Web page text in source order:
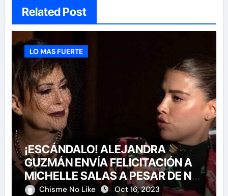
Related Post
LO MAS FUERTE
¡ESCÁNDALO! ALEJANDRA
GUZMÁN ENVÍA FELICITACIÓN A
MICHELLE SALAS A PESAR DE NO
HABERLA INVITADO A SU BODA
Chisme No Like Oct 16, 2023